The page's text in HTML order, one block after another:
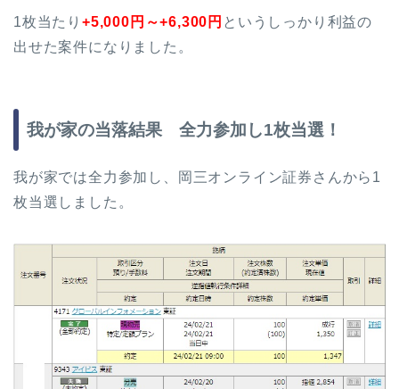
1枚当たり +5,000円～+6,300円 というしっかり利益の
出せた案件になりました。
我が家の当落結果 全力参加し1枚当選！
我が家では全力参加し、岡三オンライン証券さんから1
枚当選しました。